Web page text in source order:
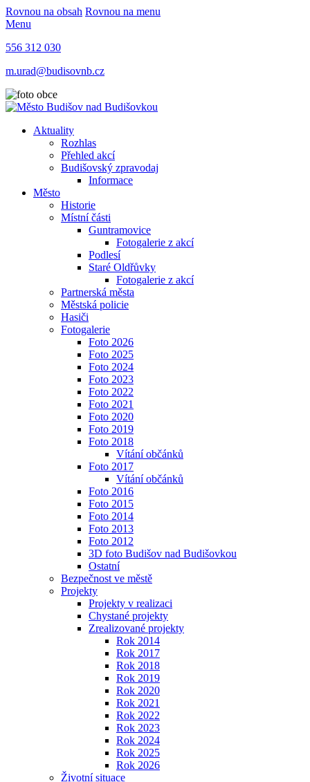
Rovnou na obsah Rovnou na menu
Menu
556 312 030
m.urad@budisovnb.cz
Aktuality
Rozhlas
Přehled akcí
Budišovský zpravodaj
Informace
Město
Historie
Místní části
Guntramovice
Fotogalerie z akcí
Podlesí
Staré Oldřůvky
Fotogalerie z akcí
Partnerská města
Městská policie
Hasiči
Fotogalerie
Foto 2026
Foto 2025
Foto 2024
Foto 2023
Foto 2022
Foto 2021
Foto 2020
Foto 2019
Foto 2018
Vítání občánků
Foto 2017
Vítání občánků
Foto 2016
Foto 2015
Foto 2014
Foto 2013
Foto 2012
3D foto Budišov nad Budišovkou
Ostatní
Bezpečnost ve městě
Projekty
Projekty v realizaci
Chystané projekty
Zrealizované projekty
Rok 2014
Rok 2017
Rok 2018
Rok 2019
Rok 2020
Rok 2021
Rok 2022
Rok 2023
Rok 2024
Rok 2025
Rok 2026
Životní situace